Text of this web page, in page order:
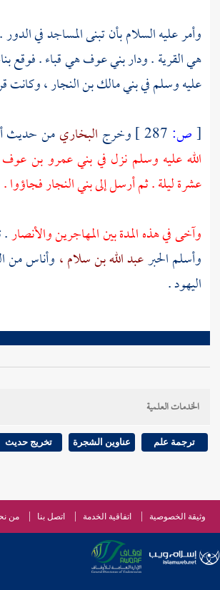
وأمر عليه السلام بأن تبنى المساجد في الدور
هي القرية . وداربني عوفهيقباء. فوقع
عليه وسلم فيبني مالك بن النجار ،وكانت
[ص: وخرج البخاريمن حديث
الله عليه وسلم نزل فيبني عمرو بن
عشرة ليلة . ثم أرسل إلىبني النجارفجاؤوا .
وآخى في هذه المدة بينالمهاجرينوالأنصار.
وأسلم الحبرعبد الله بن سلام ، وأناس من
اليهود.
الخدمات العلمية
ترجمة علم عناوين الشجرة تخريج حديث
وثيقة الخصوصية اتفاقية الخدمة اتصل بنا من